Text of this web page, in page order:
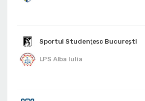
Sportul Studenţesc Bucureşti
LPS Alba Iulia